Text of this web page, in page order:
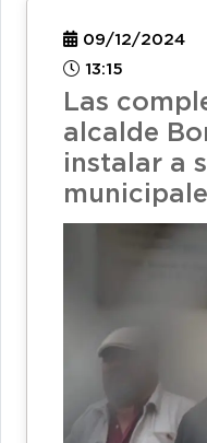
09/12/2024
13:15
Las
alcalde
instalar a